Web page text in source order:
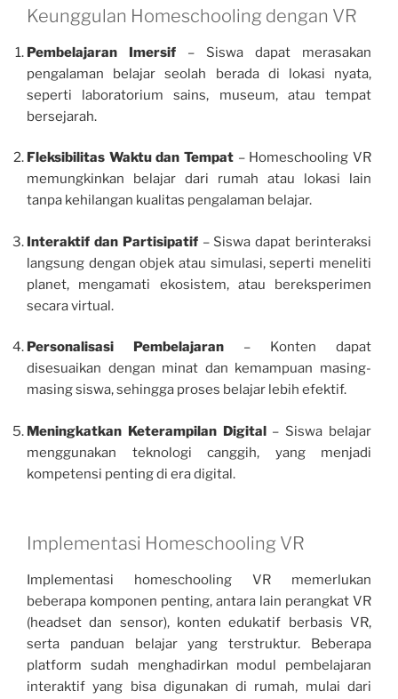
Keunggulan Homeschooling dengan VR
Pembelajaran Imersif – Siswa dapat merasakan
pengalaman belajar seolah berada di lokasi nyata,
seperti laboratorium sains, museum, atau tempat
bersejarah.
Fleksibilitas Waktu dan Tempat – Homeschooling VR
memungkinkan belajar dari rumah atau lokasi lain
tanpa kehilangan kualitas pengalaman belajar.
Interaktif dan Partisipatif– Siswa dapat berinteraksi
langsung dengan objek atau simulasi, seperti meneliti
planet, mengamati ekosistem, atau bereksperimen
secara virtual.
Personalisasi Pembelajaran – Konten dapat
disesuaikan dengan minat dan kemampuan masing-
masing siswa, sehingga proses belajar lebih efektif.
Meningkatkan Keterampilan Digital– Siswa belajar
menggunakan teknologi canggih, yang menjadi
kompetensi penting di era digital.
Implementasi Homeschooling VR
Implementasi homeschooling VR memerlukan
beberapa komponen penting, antara lain perangkat VR
(headset dan sensor), konten edukatif berbasis VR,
serta panduan belajar yang terstruktur. Beberapa
platform sudah menghadirkan modul pembelajaran
interaktif yang bisa digunakan di rumah, mulai dari